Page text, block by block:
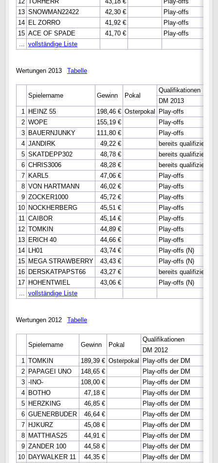
13 SNOWMAN22422 42,30 €
Play-offs
14 EL ZORRO 41,92 €
Play-offs
15 ACE OF SPADE 41,70 €
Play-offs
... vollständige Liste
Wertungen 2013 Tabelle
Spielername Gewinn Pokal
Qualifikationen
DM 2013
1 HEINZ 55 198,46 € Osterpokal Play-offs
2 WOPE 155,19 € Play-offs
3 BAUERNJUNKY 111,80 € Play-offs
4 JANDIRK 49,22 € bereits qualifiziert
5 SKATDEPP302 48,78 € bereits qualifiziert
6 CHRIS3006 48,28 € bereits qualifiziert
7 KARL5 47,06 € Play-offs
8 VON HARTMANN 46,02 €
Play-offs
9 ZOCKER1000 45,72 €
Play-offs
10 NOCKHERBERG 45,51 €
Play-offs
11 CAIBOR 45,14 €
Play-offs
12 TOMKIN 44,89 €
Play-offs
13 ERICH 40 44,66 €
Play-offs
14 LH01 43,74 €
Play-offs (N)
15 MEGA STRAWBERRY 43,43 €
Play-offs (N)
16 DERSKATPAPST66 43,27 €
bereits qualifiziert
17 HOHENTWIEL 43,06 €
Play-offs (N)
... vollständige Liste
Wertungen 2012 Tabelle
Spielername Gewinn Pokal
Qualifikationen
DM 2012
1 TOMKIN 189,39 € Osterpokal
Play-offs der DM
2 PAPAGEI UNO 148,65 €
Play-offs der DM
3 -INO- 108,00 €
Play-offs der DM
4 BOTHO 47,18 €
Play-offs der DM
5 HERZKING 46,85 €
Play-offs der DM
6 GUENERBUDER 46,64 €
Play-offs der DM
7 HJKURZ 45,08 €
Play-offs der DM
8 MATTHIAS25 44,91 €
Play-offs der DM
9 ZANDER 100 44,58 €
Play-offs der DM
10 DAYWALKER 11 44,35 €
Play-offs der DM